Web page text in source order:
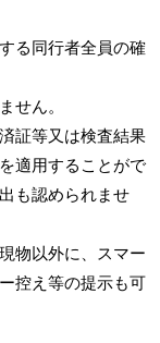
る同行者全員の確
せん。
証等又は検査結果
適用することがで
も認められませ
物以外に、スマー
控え等の提示も可